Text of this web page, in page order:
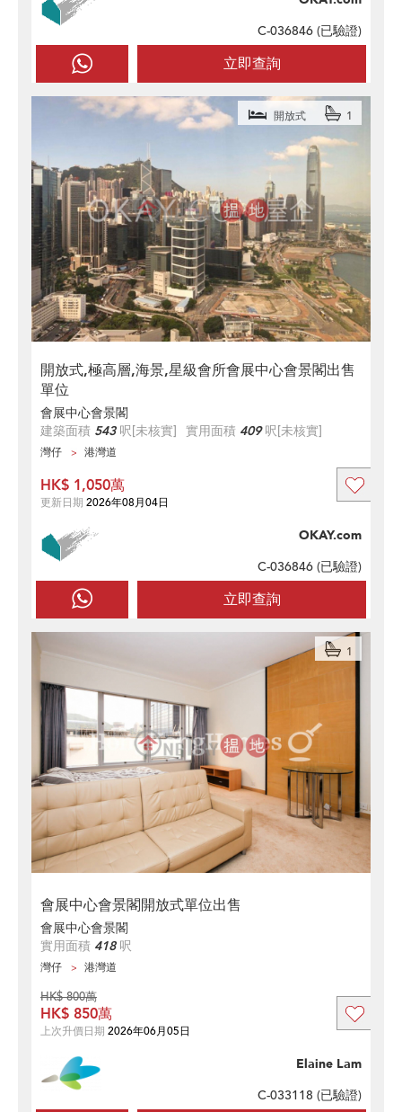
立即查詢
C-036846 (已驗證)
開放式,極高層,海景,星級會所會展中心會景閣出售
單位
開放式 1
會展中心會景閣
建築面積 543呎[未核實] 實用面積 409呎[未核實]
灣仔 港灣道
立即查詢
OKAY.com
C-036846 (已驗證)
HK$ 1,050萬
更新日期 2026年08月04日
會展中心會景閣開放式單位出售
1
會展中心會景閣
實用面積 418呎
灣仔 港灣道
Elaine Lam
C-033118 (已驗證)
HK$ 800萬
HK$ 850萬
上次升價日期 2026年06月05日